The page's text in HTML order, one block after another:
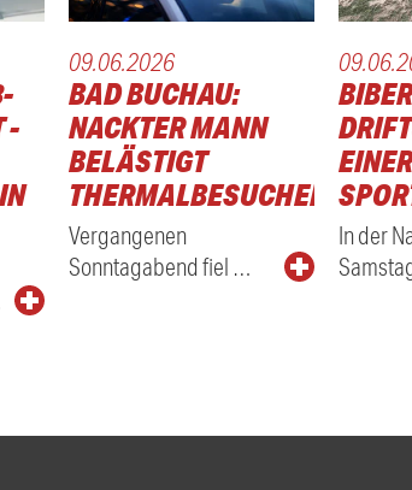
-
09.06.2026
BAD BUCHAU:
NACKTER MANN
BELÄSTIGT
THERMALBESUCHER
Vergangenen
Sonntagabend fiel …
EINER
In der